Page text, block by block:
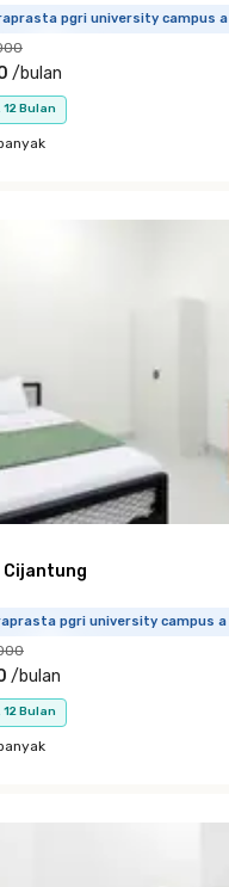
pgri university campus a
/bulan
Bulan
Cijantung
pgri university campus a
/bulan
Bulan